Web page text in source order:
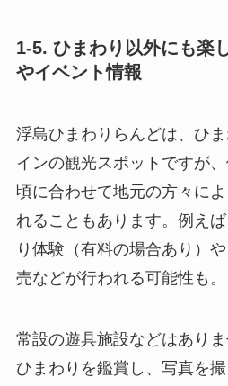
1-5. ひまわり以外にも楽
やイベント情報
浮島ひまわりらんどは、ひ
インの観光スポットですが
頃に合わせて地元の方々に
れることもあります。例え
り体験（有料の場合あり）
売などが行われる可能性も。
常設の遊具施設などはあり
ひまわりを鑑賞し、写真を